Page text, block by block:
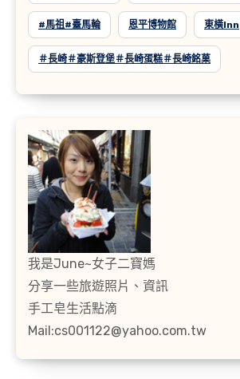
#馬祖#臺馬輪 恩平博物館 東橫inn
＃長崎＃豪斯登堡＃長崎蛋糕＃長崎銘菓
我是June~女子二寶媽
分享一些旅遊照片、資訊
手工皂生活點滴
Mail:cs001122@yahoo.com.tw